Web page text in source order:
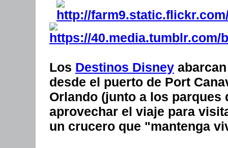
Los Destinos Disney
desde el puerto de Port
Orlando (junto a los parques
aprovechar el viaje para
un crucero que "mantenga